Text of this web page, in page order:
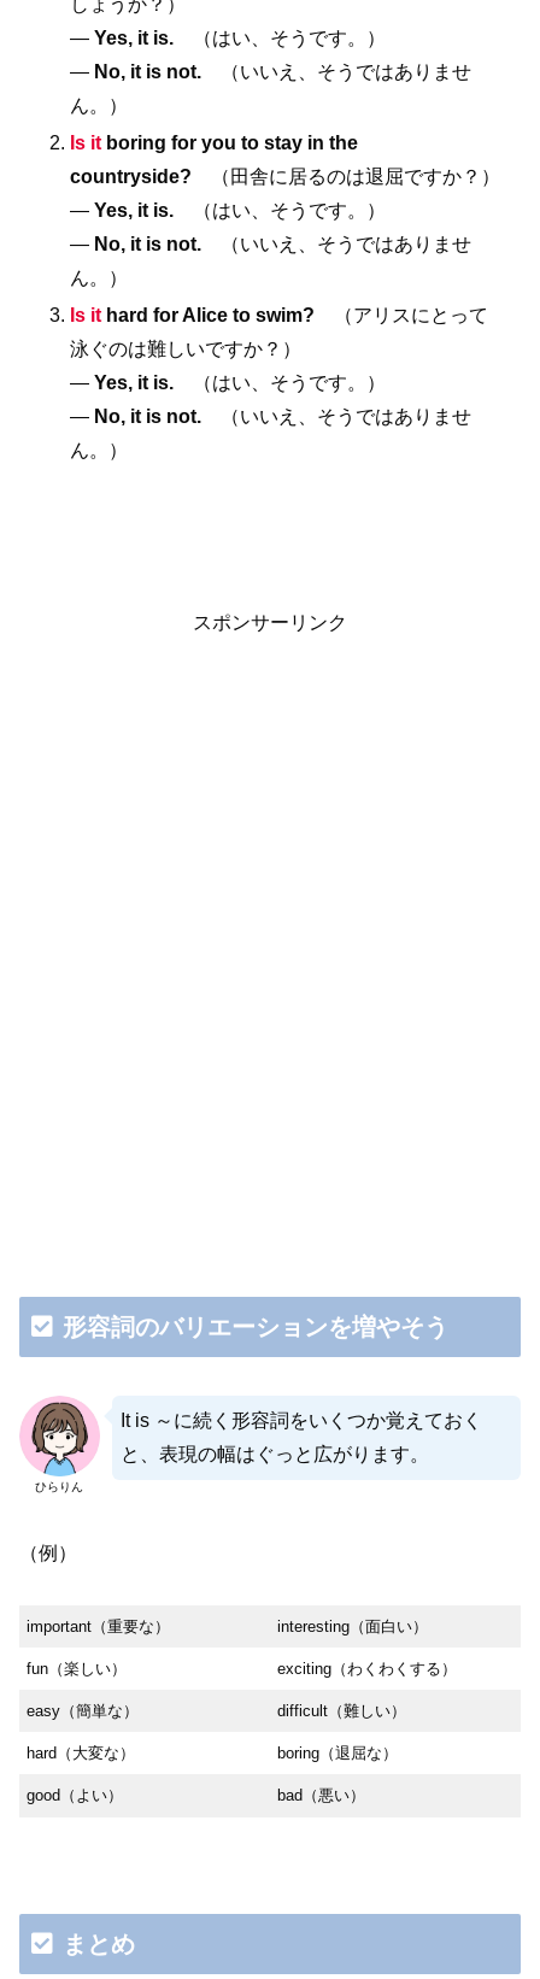
― Yes, it is.（はい、そうです。）
― No, it is not.（いいえ、そうではありませ
ん。）
Is itboring for you to stay in the
countryside? （田舎に居るのは退屈ですか？）
― Yes, it is.（はい、そうです。）
― No, it is not.（いいえ、そうではありませ
ん。）
Is ithard for Alice to swim? （アリスにとって
泳ぐのは難しいですか？）
― Yes, it is.（はい、そうです。）
― No, it is not.（いいえ、そうではありませ
ん。）
スポンサーリンク
形容詞のバリエーションを増やそう
ひらりん
It is ～に続く形容詞をいくつか覚えておく
と、表現の幅はぐっと広がります。
（例）
important（重要な） interesting（面白い）
fun（楽しい） exciting（わくわくする）
easy（簡単な） difficult（難しい）
hard（大変な） boring（退屈な）
good（よい） bad（悪い）
まとめ